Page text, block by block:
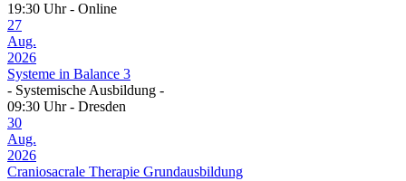
19:30 Uhr - Online
27
Aug.
2026
Systeme in Balance 3
- Systemische Ausbildung -
09:30 Uhr - Dresden
30
Aug.
2026
Craniosacrale Therapie Grundausbildung